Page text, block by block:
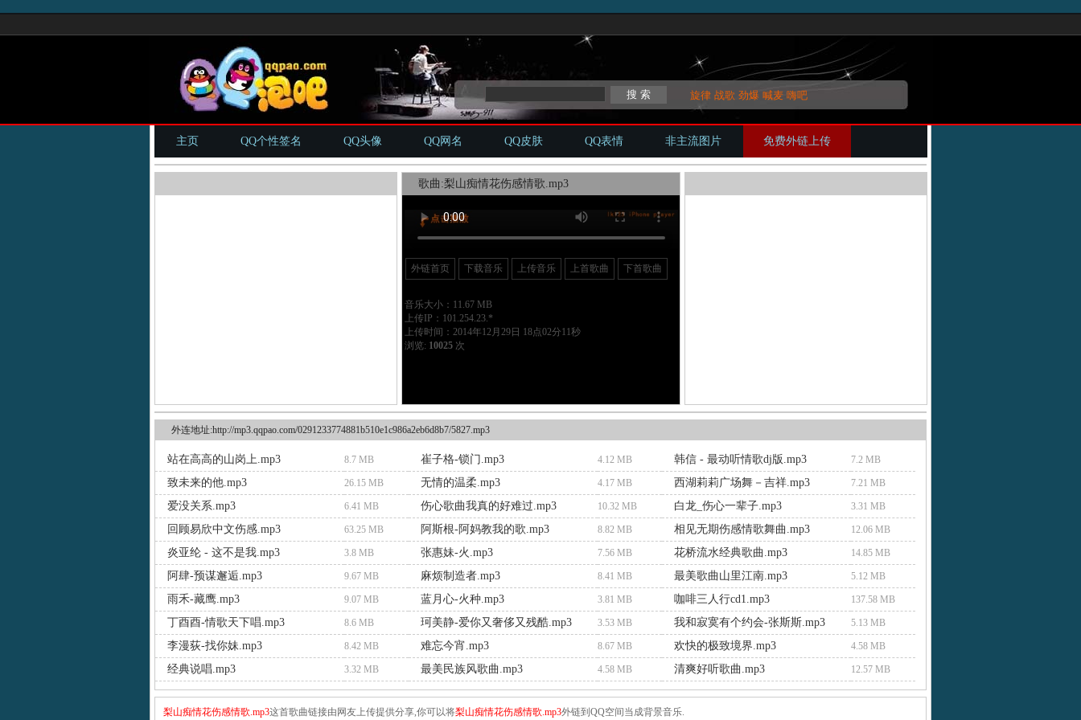
旋律 战歌 劲爆 喊麦 嗨吧
主页 QQ个性签名 QQ头像 QQ网名 QQ皮肤 QQ表情 非主流图片 免费外链上传
歌曲:梨山痴情花伤感情歌.mp3
外链首页 下载音乐 上传音乐 上首歌曲 下首歌曲
音乐大小：11.67 MB
上传IP：101.254.23.*
上传时间：2014年12月29日 18点02分11秒
浏览: 10025次
外连地址:http://mp3.qqpao.com/0291233774881b510e1c986a2eb6d8b7/5827.mp3
站在高高的山岗上.mp3 8.7 MB 崔子格-锁门.mp3 4.12 MB 韩信 - 最动听情歌dj版.mp3 7.2 MB
致未来的他.mp3 26.15 MB 无情的温柔.mp3 4.17 MB 西湖莉莉广场舞－吉祥.mp3 7.21 MB
爱没关系.mp3 6.41 MB 伤心歌曲我真的好难过.mp3 10.32 MB 白龙_伤心一辈子.mp3 3.31 MB
回顾易欣中文伤感.mp3 63.25 MB 阿斯根-阿妈教我的歌.mp3 8.82 MB 相见无期伤感情歌舞曲.mp3 12.06 MB
炎亚纶 - 这不是我.mp3 3.8 MB 张惠妹-火.mp3 7.56 MB 花桥流水经典歌曲.mp3 14.85 MB
阿肆-预谋邂逅.mp3 9.67 MB 麻烦制造者.mp3 8.41 MB 最美歌曲山里江南.mp3 5.12 MB
雨禾-藏鹰.mp3 9.07 MB 蓝月心-火种.mp3 3.81 MB 咖啡三人行cd1.mp3 137.58 MB
丁酉酉-情歌天下唱.mp3 8.6 MB 珂美静-爱你又奢侈又残酷.mp3 3.53 MB 我和寂寞有个约会-张斯斯.mp3 5.13 MB
李漫荻-找你妹.mp3 8.42 MB 难忘今宵.mp3 8.67 MB 欢快的极致境界.mp3 4.58 MB
经典说唱.mp3 3.32 MB 最美民族风歌曲.mp3 4.58 MB 清爽好听歌曲.mp3 12.57 MB
梨山痴情花伤感情歌.mp3这首歌曲链接由网友上传提供分享,你可以将梨山痴情花伤感情歌.mp3外链到QQ空间当成背景音乐.